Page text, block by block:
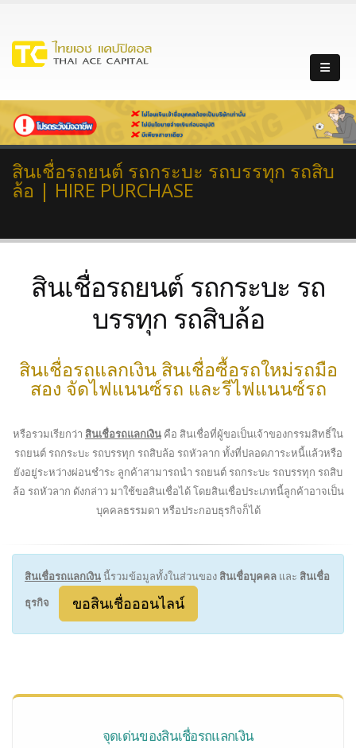
สินเชื่อรถยนต์ รถกระบะ รถบรรทุก รถสิบ
ล้อ | HIRE PURCHASE
สินเชื่อรถยนต์ รถกระบะ รถ
บรรทุก รถสิบล้อ
สินเชื่อรถแลกเงิน สินเชื่อซื้อรถใหม่รถมือ
สอง จัดไฟแนนซ์รถ และรีไฟแนนซ์รถ
หรือรวมเรียกว่า สินเชื่อรถแลกเงิน คือ สินเชื่อที่ผู้ขอเป็นเจ้าของกรรมสิทธิ์ใน
รถยนต์ รถกระบะ รถบรรทุก รถสิบล้อ รถหัวลาก ทั้งที่ปลอดภาระหนี้แล้วหรือ
ยังอยู่ระหว่างผ่อนชำระ ลูกค้าสามารถนำ รถยนต์ รถกระบะ รถบรรทุก รถสิบ
ล้อ รถหัวลาก ดังกล่าว มาใช้ขอสินเชื่อได้ โดยสินเชื่อประเภทนี้ลูกค้าอาจเป็น
บุคคลธรรมดา หรือประกอบธุรกิจก็ได้
สินเชื่อรถแลกเงินนี้รวมข้อมูลทั้งในส่วนของ สินเชื่อบุคคล และ สินเชื่อ
ธุรกิจ
ขอสินเชื่อออนไลน์
จุดเด่นของสินเชื่อรถแลกเงิน